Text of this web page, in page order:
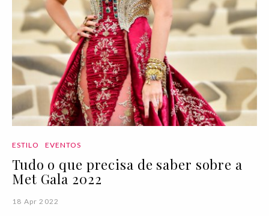
ESTILO EVENTOS
Tudo o que precisa de saber sobre a
Met Gala 2022
18 Apr 2022